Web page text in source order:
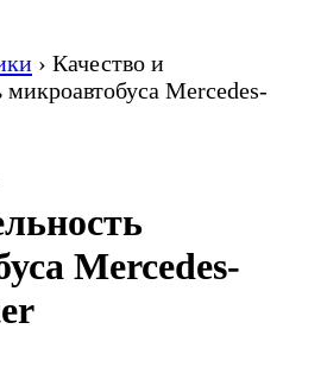
› Качество и
микроавтобуса Mercedes-
Mercedes-